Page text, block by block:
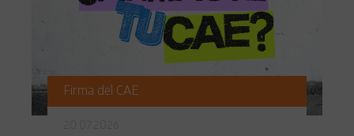
Firma del CAE